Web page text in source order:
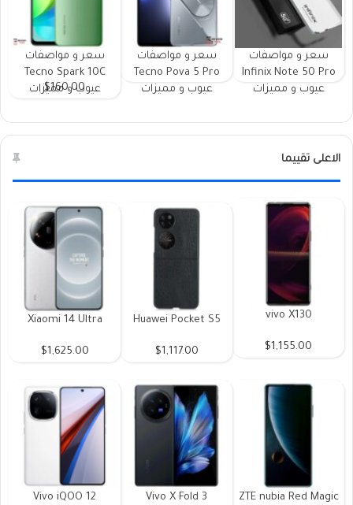
سعر و مواصفات
Infinix Note 50 Pro
عيوب و مميزات
سعر و مواصفات
Tecno Pova 5 Pro
عيوب و مميزات
سعر و مواصفات
Tecno Spark 10C
عيوب و مميزات
$160.00
الاعلى تقييما
vivo X130
$1,155.00
Huawei Pocket S5
$1,117.00
Xiaomi 14 Ultra
$1,625.00
ZTE nubia Red Magic
Vivo X Fold 3
Vivo iQOO 12